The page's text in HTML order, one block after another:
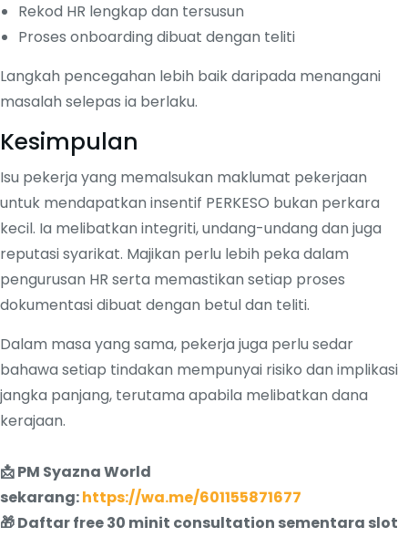
Rekod HR lengkap dan tersusun
Proses onboarding dibuat dengan teliti
Langkah pencegahan lebih baik daripada menangani
masalah selepas ia berlaku.
Kesimpulan
Isu pekerja yang memalsukan maklumat pekerjaan
untuk mendapatkan insentif PERKESO bukan perkara
kecil. Ia melibatkan integriti, undang-undang dan juga
reputasi syarikat. Majikan perlu lebih peka dalam
pengurusan HR serta memastikan setiap proses
dokumentasi dibuat dengan betul dan teliti.
Dalam masa yang sama, pekerja juga perlu sedar
bahawa setiap tindakan mempunyai risiko dan implikasi
jangka panjang, terutama apabila melibatkan dana
kerajaan.
📩 PM Syazna World
sekarang:https://wa.me/601155871677
🎁 Daftar free 30 minit consultation sementara slot